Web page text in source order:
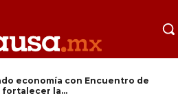
economía con Encuentro de
fortalecer la...